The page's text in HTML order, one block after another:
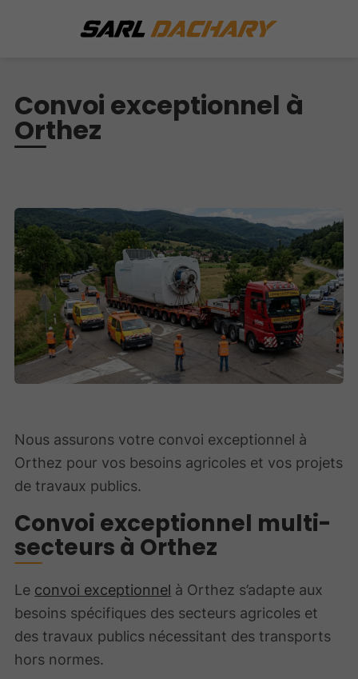
Convoi exceptionnel à
Orthez
Nous assurons votre convoi exceptionnel à
Orthez pour vos besoins agricoles et vos projets
de travaux publics.
Convoi exceptionnel multi-
secteurs à Orthez
Le convoi exceptionnel à Orthez s’adapte aux
besoins spécifiques des secteurs agricoles et
des travaux publics nécessitant des transports
hors normes.